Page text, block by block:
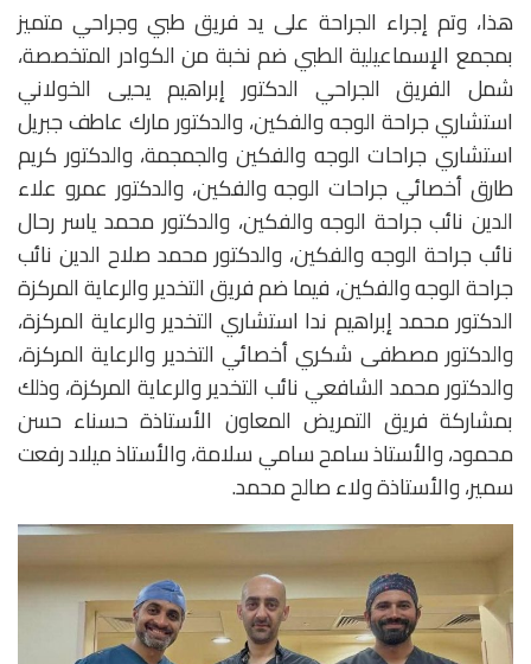
هذا، وتم إجراء الجراحة على يد فريق طبي وجراحي متميز
بمجمع الإسماعيلية الطبي ضم نخبة من الكوادر المتخصصة،
شمل الفريق الجراحي الدكتور إبراهيم يحيى الخولاني
استشاري جراحة الوجه والفكين، والدكتور مارك عاطف جبريل
استشاري جراحات الوجه والفكين والجمجمة، والدكتور كريم
طارق أخصائي جراحات الوجه والفكين، والدكتور عمرو علاء
الدين نائب جراحة الوجه والفكين، والدكتور محمد ياسر رحال
نائب جراحة الوجه والفكين، والدكتور محمد صلاح الدين نائب
جراحة الوجه والفكين، فيما ضم فريق التخدير والرعاية المركزة
الدكتور محمد إبراهيم ندا استشاري التخدير والرعاية المركزة،
والدكتور مصطفى شكري أخصائي التخدير والرعاية المركزة،
والدكتور محمد الشافعي نائب التخدير والرعاية المركزة، وذلك
بمشاركة فريق التمريض المعاون الأستاذة حسناء حسن
محمود، والأستاذ سامح سامي سلامة، والأستاذ ميلاد رفعت
سمير، والأستاذة ولاء صالح محمد.